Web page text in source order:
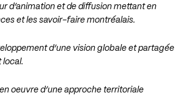
d’animation et de diffusion mettant en
et les savoir-faire montréalais.
d’une vision globale et partagée
local.
oeuvre d’une approche territoriale